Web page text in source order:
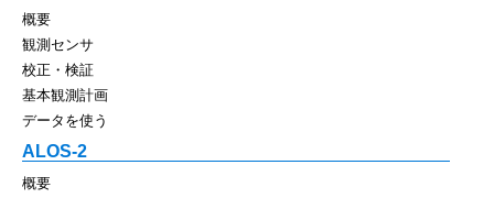
概要
観測センサ
校正・検証
基本観測計画
データを使う
ALOS-2
概要